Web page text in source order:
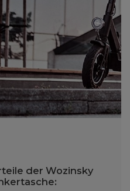
der Wozinsky